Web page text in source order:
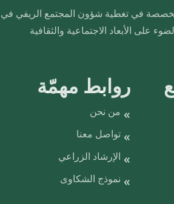
في تغطية شؤون المجتمع الريفي في
على الأبعاد الاجتماعية والثقافية
روابط مهمّة
من نحن
تواصل معنا
الإرشاد الزراعي
نموذج الشكاوى